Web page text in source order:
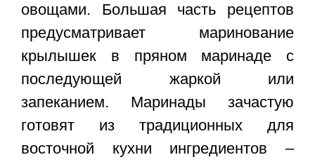
овощами. Большая часть рецептов
предусматривает маринование
крылышек в пряном маринаде с
последующей жаркой или
запеканием. Маринады зачастую
готовят из традиционных для
восточной кухни ингредиентов –